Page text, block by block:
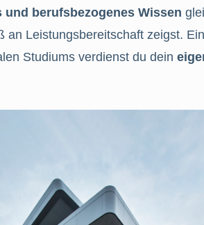
und berufsbezogenes Wissen
an Leistungsbereitschaft zeigst.
Studiums verdienst du dein